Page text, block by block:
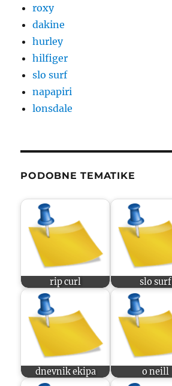
roxy
dakine
hurley
hilfiger
slo surf
napapiri
lonsdale
PODOBNE TEMATIKE
rip curl slo surf
dnevnik ekipa o neill